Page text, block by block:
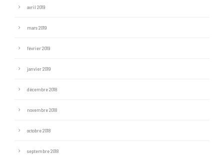
avril 2019
mars 2019
février 2019
janvier 2019
décembre 2018
novembre 2018
octobre 2018
septembre 2018